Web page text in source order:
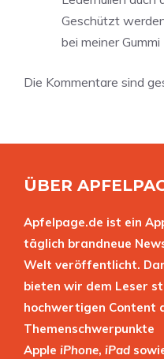
Geschützt
bei meiner
Die Kommentare sind
ÜBER
Apfelpage.de ist ein
täglich brandneue
Welt veröffentlicht.
bieten wir dem Leser
hochwertigen Content
Themenschwerpunkte
Apple iPhone, iPad